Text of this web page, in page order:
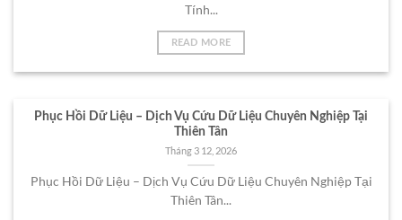
Tính...
READ MORE
Phục Hồi Dữ Liệu – Dịch Vụ Cứu Dữ Liệu Chuyên Nghiệp Tại
Thiên Tân
Tháng 3 12, 2026
Phục Hồi Dữ Liệu – Dịch Vụ Cứu Dữ Liệu Chuyên Nghiệp Tại
Thiên Tân...